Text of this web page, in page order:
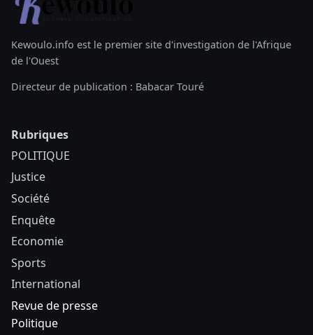
Kewoulo.info est le premier site d'investigation de l'Afrique
de l'Ouest
Directeur de publication : Babacar Touré
Rubriques
POLITIQUE
Justice
Société
Enquête
Economie
Sports
International
Revue de presse
Politique